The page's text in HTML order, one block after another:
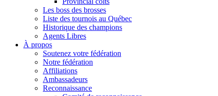
Les boss des brosses
Liste des tournois au Québec
Historique des champions
Agents Libres
À propos
Soutenez votre fédération
Notre fédération
Affiliations
Ambassadeurs
Reconnaissance